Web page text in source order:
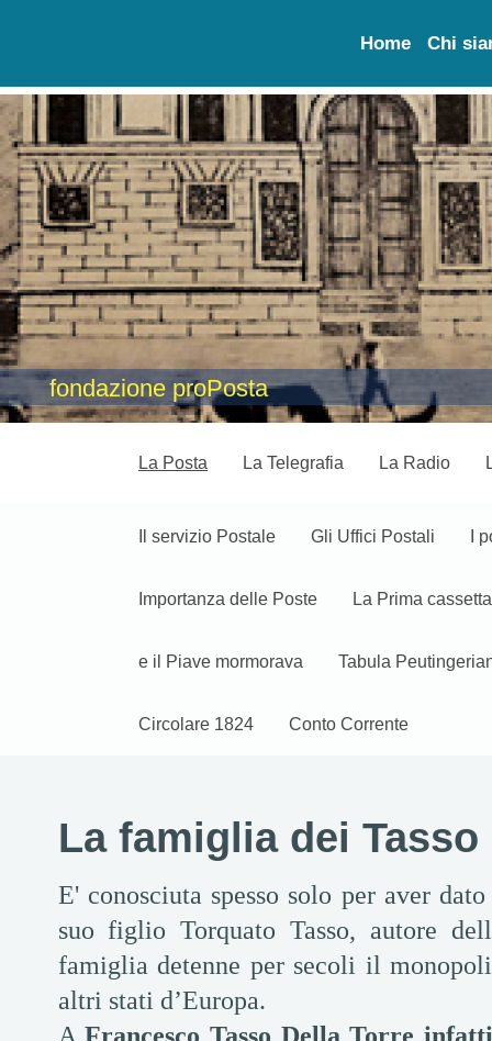
Home Chi
fondazione proPosta
La Posta La Telegrafia La Radio
Il servizio Postale Gli Uffici Postali I
Importanza delle Poste La Prima
e il Piave mormorava Tabula
Circolare 1824 Conto Corrente
La famiglia dei Tasso
E' conosciuta spesso solo per aver
suo figlio Torquato Tasso, autore
famiglia detenne per secoli il
altri stati d’Europa.
AFrancesco Tasso Della Torre